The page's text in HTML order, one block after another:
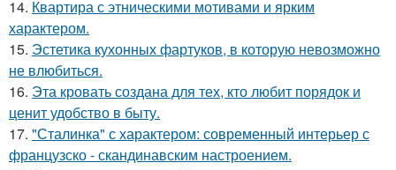
14. Квартира с этническими мотивами и ярким
характером.
15. Эстетика кухонных фартуков, в которую невозможно
не влюбиться.
16. Эта кровать создана для тех, кто любит порядок и
ценит удобство в быту.
17. "Сталинка" с характером: современный интерьер с
французско - скандинавским настроением.